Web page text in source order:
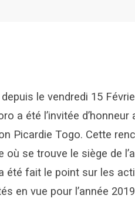
le vendredi 15
a été l’invitée d’honneur
Picardie Togo. Cette
où se trouve le siège de
été fait le point sur les
en vue pour l’année